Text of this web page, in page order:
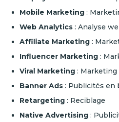
Mobile Marketing :
Web Analytics : Analyse
Affiliate Marketing :
Influencer Marketing :
Viral Marketing : Marketing
Banner Ads : Publicités en
Retargeting : Reciblage
Native Advertising :